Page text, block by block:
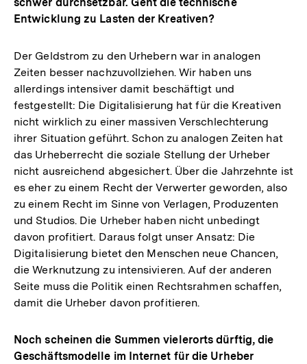
schwer durchsetzbar. Geht die technische
Entwicklung zu Lasten der Kreativen?
Der Geldstrom zu den Urhebern war in analogen
Zeiten besser nachzuvollziehen. Wir haben uns
allerdings intensiver damit beschäftigt und
festgestellt: Die Digitalisierung hat für die Kreativen
nicht wirklich zu einer massiven Verschlechterung
ihrer Situation geführt. Schon zu analogen Zeiten hat
das Urheberrecht die soziale Stellung der Urheber
nicht ausreichend abgesichert. Über die Jahrzehnte ist
es eher zu einem Recht der Verwerter geworden, also
zu einem Recht im Sinne von Verlagen, Produzenten
und Studios. Die Urheber haben nicht unbedingt
davon profitiert. Daraus folgt unser Ansatz: Die
Digitalisierung bietet den Menschen neue Chancen,
die Werknutzung zu intensivieren. Auf der anderen
Seite muss die Politik einen Rechtsrahmen schaffen,
damit die Urheber davon profitieren.
Noch scheinen die Summen vielerorts dürftig, die
Geschäftsmodelle im Internet für die Urheber